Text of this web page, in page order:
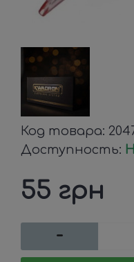
Код товара:
Доступность:
55 грн
-